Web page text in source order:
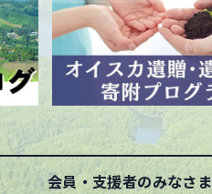
会員・支援者のみなさま